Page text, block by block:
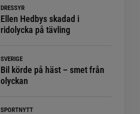
DRESSYR
Ellen Hedbys skadad i
ridolycka på tävling
SVERIGE
Bil körde på häst – smet från
olyckan
SPORTNYTT